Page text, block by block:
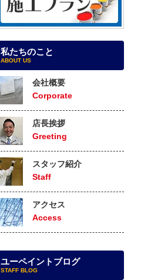
私たちのこと
ABOUT US
会社概要
Corporate
店長挨拶
Greeting
スタッフ紹介
Staff
アクセス
Access
ユーペイントブログ
STAFF BLOG